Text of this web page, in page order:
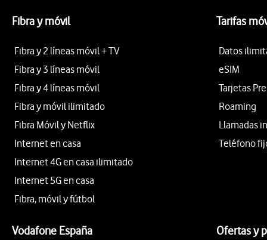
Fibra y móvil
Fibra y 2 líneas móvil + TV
Fibra y 3 líneas móvil
Fibra y 4 líneas móvil
Fibra y móvil ilimitado
Fibra Móvil y Netflix
Internet en casa
Internet 4G en casa ilimitado
Internet 5G en casa
Fibra, móvil y fútbol
Tarifas
Datos
eSIM
Tarjetas
Roaming
Llamadas
Teléfono
Vodafone España Ofertas y